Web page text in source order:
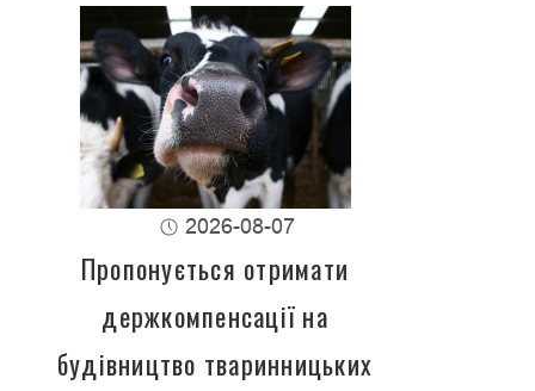
2026-08-07
Пропонується отримати
держкомпенсації на
будівництво тваринницьких